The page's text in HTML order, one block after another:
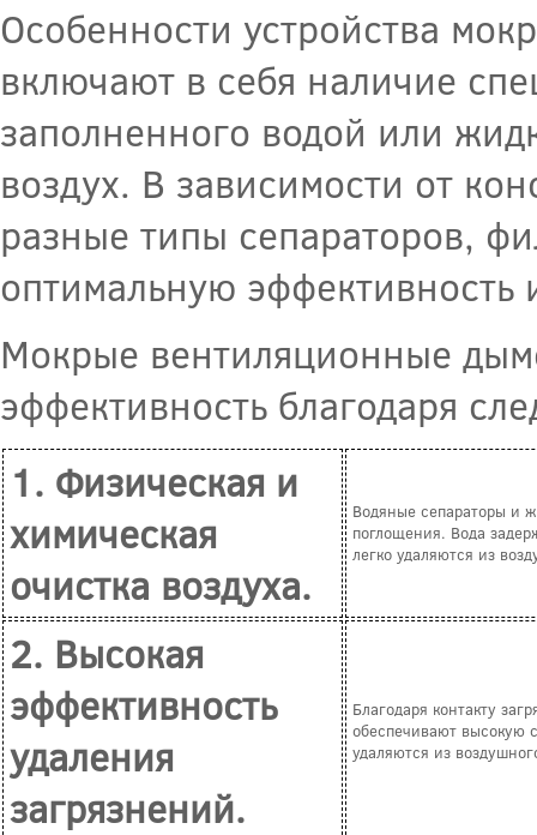
Особенности устройства
включают в себя наличие
заполненного водой или
воздух. В зависимости от
разные типы сепараторов,
оптимальную
Мокрые вентиляционные
эффективность благодаря
1. Физическая и
химическая
очистка воздуха.
Водяные сепараторы и
поглощения. Вода
легко удаляются из
2. Высокая
эффективность
удаления
загрязнений.
Благодаря контакту
обеспечивают высокую
удаляются из